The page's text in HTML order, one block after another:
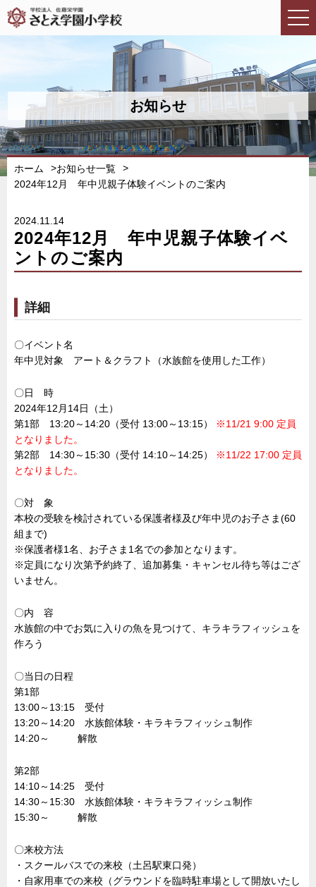
お知らせ
ホーム
お知らせ一覧
2024年12月 年中児親子体験イベントのご案内
2024.11.14
2024年12月 年中児親子体験イベ
ントのご案内
詳細
〇イベント名
年中児対象 アート＆クラフト（水族館を使用した工作）
〇日 時
2024年12月14日（土）
第1部 13:20～14:20（受付 13:00～13:15）
※11/21 9:00 定員
となりました。
第2部 14:30～15:30（受付 14:10～14:25）
※11/22 17:00 定員
となりました。
〇対 象
本校の受験を検討されている保護者様及び年中児のお子さま(60
組まで)
※保護者様1名、お子さま1名での参加となります。
※定員になり次第予約終了、追加募集・キャンセル待ち等はござ
いません。
〇内 容
水族館の中でお気に入りの魚を見つけて、キラキラフィッシュを
作ろう
〇当日の日程
第1部
13:00～13:15 受付
13:20～14:20 水族館体験・キラキラフィッシュ制作
14:20～ 解散
第2部
14:10～14:25 受付
14:30～15:30 水族館体験・キラキラフィッシュ制作
15:30～ 解散
〇来校方法
・スクールバスでの来校（土呂駅東口発）
・自家用車での来校（グラウンドを臨時駐車場として開放いたし